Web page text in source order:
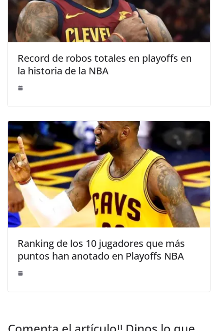
Record de robos totales en playoffs en
la historia de la NBA
Ranking de los 10 jugadores que más
puntos han anotado en Playoffs NBA